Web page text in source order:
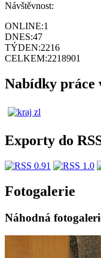
Návštěvnost:
ONLINE:1
DNES:47
TÝDEN:2216
CELKEM:2218901
Nabídky práce
Exporty do
Fotogalerie
Náhodná